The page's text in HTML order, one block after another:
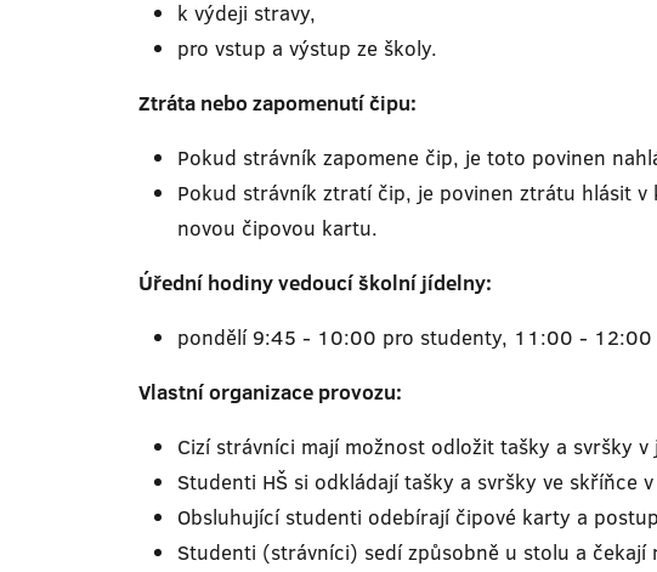
k výdeji stravy,
pro vstup a výstup ze školy.
Ztráta nebo zapomenutí čipu:
Pokud strávník zapomene čip, je toto povinen
Pokud strávník ztratí čip, je povinen ztrátu hlásit
novou čipovou kartu.
Úřední hodiny vedoucí školní jídelny:
pondělí 9:45 - 10:00 pro studenty, 11:00 - 12:00
Vlastní organizace provozu:
Cizí strávníci mají možnost odložit tašky a svršky v
Studenti HŠ si odkládají tašky a svršky ve skříňce
Obsluhující studenti odebírají čipové karty a
Studenti (strávníci) sedí způsobně u stolu a